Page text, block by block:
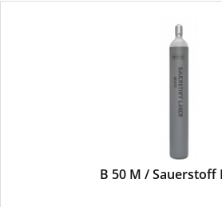
B 50 M / Sauerstoff